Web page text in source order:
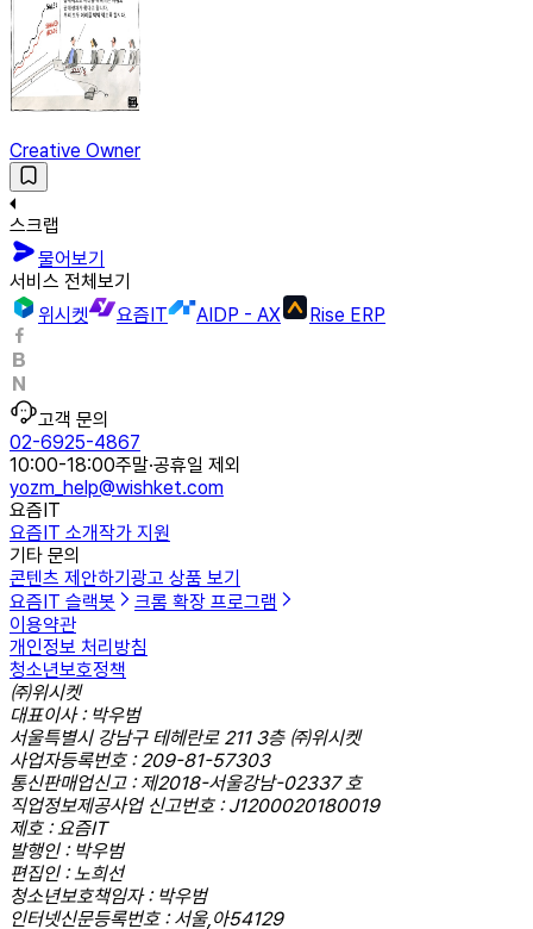
Creative Owner
스크랩
물어보기
서비스 전체보기
위시켓
요즘IT AIDP - AX Rise ERP
고객 문의
02-6925-4867
10:00-18:00주말·공휴일 제외
yozm_help@wishket.com
요즘IT
요즘IT 소개작가 지원
기타 문의
콘텐츠 제안하기 광고 상품 보기
요즘IT 슬랙봇
크롬 확장 프로그램
이용약관
개인정보 처리방침
청소년보호정책
㈜위시켓
대표이사 : 박우범
서울특별시 강남구 테헤란로 211 3층 ㈜위시켓
사업자등록번호 : 209-81-57303
통신판매업신고 : 제2018-서울강남-02337 호
직업정보제공사업 신고번호 : J1200020180019
제호 : 요즘IT
발행인 : 박우범
편집인 : 노희선
청소년보호책임자 : 박우범
인터넷신문등록번호 : 서울,아54129